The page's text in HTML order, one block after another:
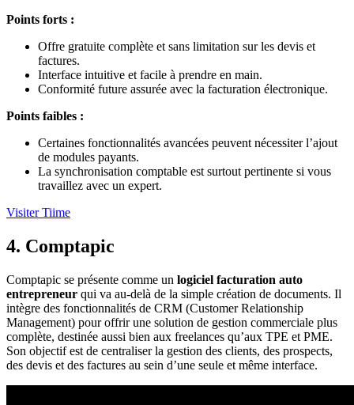
Points forts :
Offre gratuite complète et sans limitation sur les devis et
factures.
Interface intuitive et facile à prendre en main.
Conformité future assurée avec la facturation électronique.
Points faibles :
Certaines fonctionnalités avancées peuvent nécessiter l’ajout
de modules payants.
La synchronisation comptable est surtout pertinente si vous
travaillez avec un expert.
Visiter Tiime
4. Comptapic
Comptapic se présente comme un logiciel facturation auto
entrepreneur qui va au-delà de la simple création de documents. Il
intègre des fonctionnalités de CRM (Customer Relationship
Management) pour offrir une solution de gestion commerciale plus
complète, destinée aussi bien aux freelances qu’aux TPE et PME.
Son objectif est de centraliser la gestion des clients, des prospects,
des devis et des factures au sein d’une seule et même interface.